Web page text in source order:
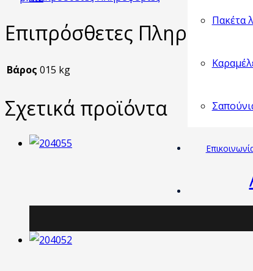
Πακέτα
Επιπρόσθετες
Βάρος 015 kg
Σχετικά προϊόντα